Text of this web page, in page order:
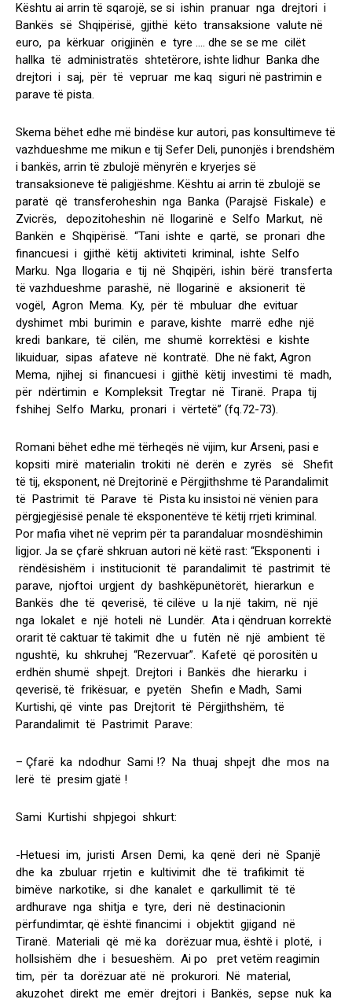
Kështu ai arrin të sqarojë, se si ishin pranuar nga drejtori i
Bankës së Shqipërisë, gjithë këto transaksione valute në
euro, pa kërkuar origjinën e tyre …. dhe se se me cilët
hallka të administratës shtetërore, ishte lidhur Banka dhe
drejtori i saj, për të vepruar me kaq siguri në pastrimin e
parave të pista.
Skema bëhet edhe më bindëse kur autori, pas konsultimeve të
vazhdueshme me mikun e tij Sefer Deli, punonjës i brendshëm
i bankës, arrin të zbulojë mënyrën e kryerjes së
transaksioneve të paligjëshme. Kështu ai arrin të zbulojë se
paratë që transferoheshin nga Banka (Parajsë Fiskale) e
Zvicrës, depozitoheshin në llogarinë e Selfo Markut, në
Bankën e Shqipërisë. “Tani ishte e qartë, se pronari dhe
financuesi i gjithë këtij aktiviteti kriminal, ishte Selfo
Marku. Nga llogaria e tij në Shqipëri, ishin bërë transferta
të vazhdueshme parashë, në llogarinë e aksionerit të
vogël, Agron Mema. Ky, për të mbuluar dhe evituar
dyshimet mbi burimin e parave, kishte marrë edhe një
kredi bankare, të cilën, me shumë korrektësi e kishte
likuiduar, sipas afateve në kontratë. Dhe në fakt, Agron
Mema, njihej si financuesi i gjithë këtij investimi të madh,
për ndërtimin e Kompleksit Tregtar në Tiranë. Prapa tij
fshihej Selfo Marku, pronari i vërtetë” (fq.72-73).
Romani bëhet edhe më tërheqës në vijim, kur Arseni, pasi e
kopsiti mirë materialin trokiti në derën e zyrës së Shefit
të tij, eksponent, në Drejtorinë e Përgjithshme të Parandalimit
të Pastrimit të Parave të Pista ku insistoi në vënien para
përgjegjësisë penale të eksponentëve të këtij rrjeti kriminal.
Por mafia vihet në veprim për ta parandaluar mosndëshimin
ligjor. Ja se çfarë shkruan autori në këtë rast: “Eksponenti i
rëndësishëm i institucionit të parandalimit të pastrimit të
parave, njoftoi urgjent dy bashkëpunëtorët, hierarkun e
Bankës dhe të qeverisë, të cilëve u la një takim, në një
nga lokalet e një hoteli në Lundër. Ata i qëndruan korrektë
orarit të caktuar të takimit dhe u futën në një ambient të
ngushtë, ku shkruhej “Rezervuar”. Kafetë që porositën u
erdhën shumë shpejt. Drejtori i Bankës dhe hierarku i
qeverisë, të frikësuar, e pyetën Shefin e Madh, Sami
Kurtishi, që vinte pas Drejtorit të Përgjithshëm, të
Parandalimit të Pastrimit Parave:
– Çfarë ka ndodhur Sami !? Na thuaj shpejt dhe mos na
lerë të presim gjatë !
Sami Kurtishi shpjegoi shkurt:
-Hetuesi im, juristi Arsen Demi, ka qenë deri në Spanjë
dhe ka zbuluar rrjetin e kultivimit dhe të trafikimit të
bimëve narkotike, si dhe kanalet e qarkullimit të të
ardhurave nga shitja e tyre, deri në destinacionin
përfundimtar, që është financimi i objektit gjigand në
Tiranë. Materiali që më ka dorëzuar mua, është i plotë, i
hollsishëm dhe i besueshëm. Ai po pret vetëm reagimin
tim, për ta dorëzuar atë në prokurori. Në material,
akuzohet direkt me emër drejtori i Bankës, sepse nuk ka